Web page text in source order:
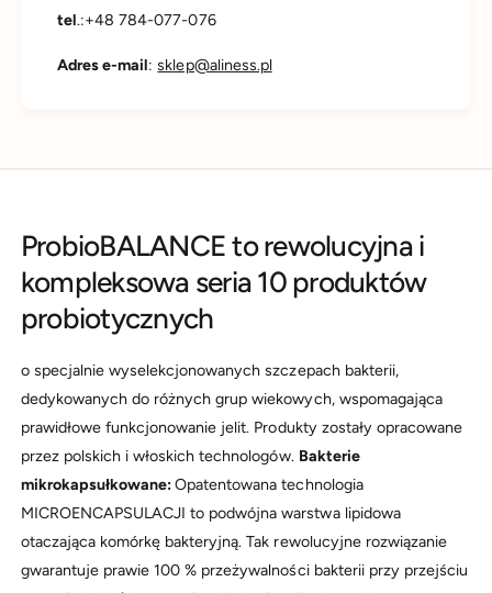
tel.:+48 784-077-076
Adres e-mail:sklep@aliness.pl
ProbioBALANCE to rewolucyjna i
kompleksowa seria 10 produktów
probiotycznych
o specjalnie wyselekcjonowanych szczepach bakterii,
dedykowanych do różnych grup wiekowych, wspomagająca
prawidłowe funkcjonowanie jelit. Produkty zostały opracowane
przez polskich i włoskich technologów. Bakterie
mikrokapsułkowane:Opatentowana technologia
MICROENCAPSULACJI to podwójna warstwa lipidowa
otaczająca komórkę bakteryjną. Tak rewolucyjne rozwiązanie
gwarantuje prawie 100 % przeżywalności bakterii przy przejściu